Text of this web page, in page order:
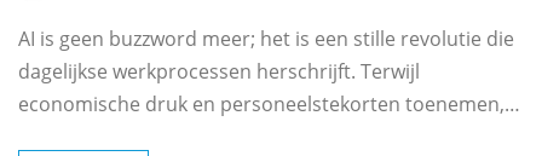
AI is geen buzzword meer; het is een stille revolutie die
dagelijkse werkprocessen herschrijft. Terwijl
economische druk en personeelstekorten toenemen,…